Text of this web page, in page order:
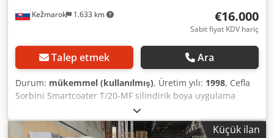
Kežmarok 1.633 km €16.000
Sabit fiyat KDV hariç
Talep etmek Ara
Durum: mükemmel (kullanılmış), Üretim yılı: 1998, Cefla
Sorbini Smartcoater T/20-MF silindirik boya uygulama
makinası satıyorum Dodpsynvwyofx Al Tjkr Üretim yılı: 1998
Çalışma genişliği: 1300 mm Islak üstüne ıslak yöntemle
beis, boya ve astar uygulamaları için uygundur. Çok iyi
Küçük ilan